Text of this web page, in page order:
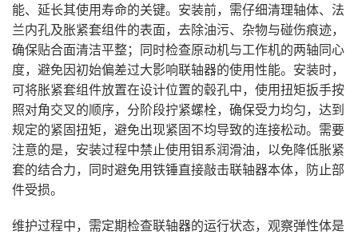
能、延长其使用寿命的关键。安装前，需仔细清理轴体、法
兰内孔及胀紧套组件的表面，去除油污、杂物与碰伤痕迹，
确保贴合面清洁平整；同时检查原动机与工作机的两轴同心
度，避免因初始偏差过大影响联轴器的使用性能。安装时，
可将胀紧套组件放置在设计位置的毂孔中，使用扭矩扳手按
照对角交叉的顺序，分阶段拧紧螺栓，确保受力均匀，达到
规定的紧固扭矩，避免出现紧固不均导致的连接松动。需要
注意的是，安装过程中禁止使用钼系润滑油，以免降低胀紧
套的结合力，同时避免用铁锤直接敲击联轴器本体，防止部
件受损。
维护过程中，需定期检查联轴器的运行状态，观察弹性体是